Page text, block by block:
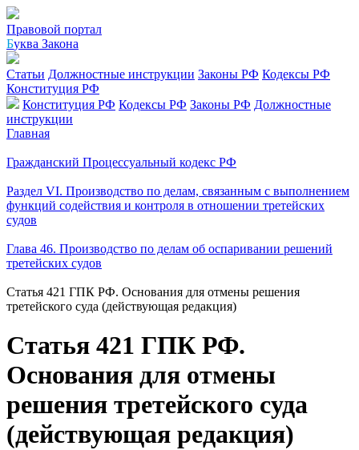
Правовой портал
Буква Закона
Статьи Должностные инструкции Законы РФ Кодексы РФ
Конституция РФ
Конституция РФ Кодексы РФ Законы РФ Должностные
инструкции
Главная
Гражданский Процессуальный кодекс РФ
Раздел VI. Производство по делам, связанным с выполнением
функций содействия и контроля в отношении третейских
судов
Глава 46. Производство по делам об оспаривании решений
третейских судов
Статья 421 ГПК РФ. Основания для отмены решения
третейского суда (действующая редакция)
Статья 421 ГПК РФ.
Основания для отмены
решения третейского суда
(действующая редакция)